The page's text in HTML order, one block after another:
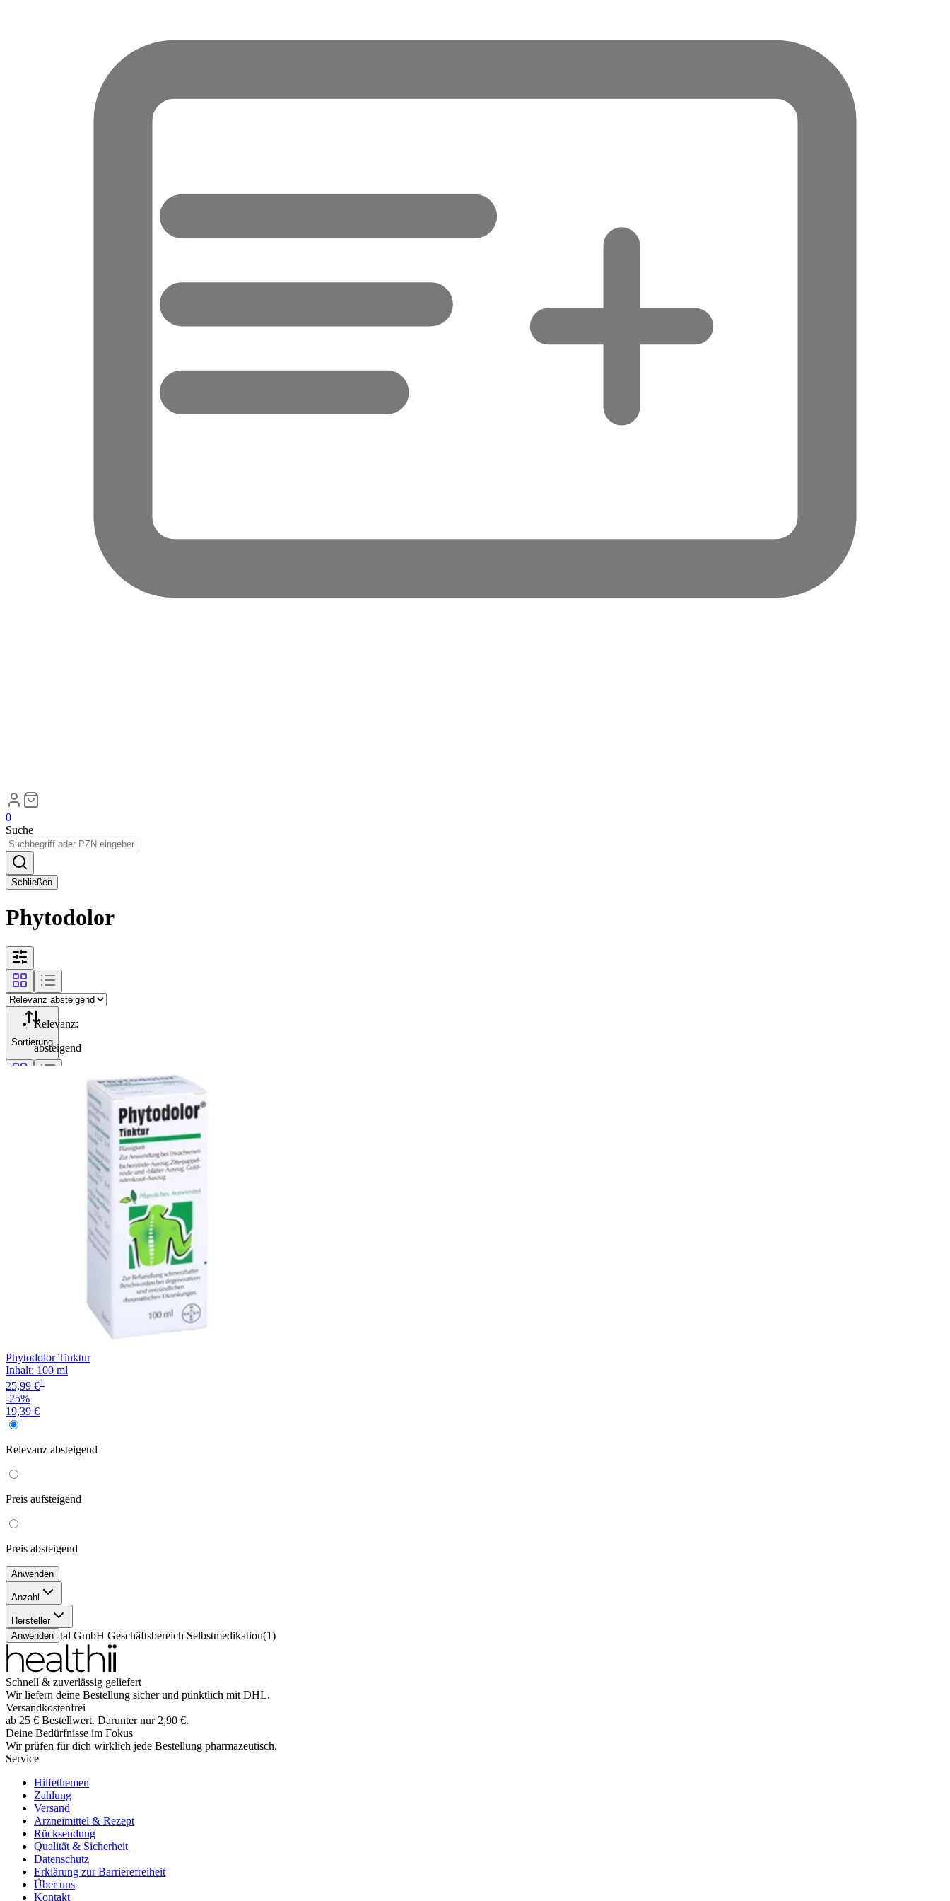
0
Suche
Schließen
Phytodolor
Sortierung
Relevanz:
absteigend
Phytodolor Tinktur
Inhalt: 100 ml
25,99 €1
-25%
19,39 €
Relevanz absteigend
Preis aufsteigend
Preis absteigend
Anwenden
Anzahl
(1 )
Hersteller
Bayer Vital GmbH Geschäftsbereich Selbstmedikation(1)
Anwenden
Schnell & zuverlässig geliefert
Wir liefern deine Bestellung sicher und pünktlich mit DHL.
Versandkostenfrei
ab 25 € Bestellwert. Darunter nur 2,90 €.
Deine Bedürfnisse im Fokus
Wir prüfen für dich wirklich jede Bestellung pharmazeutisch.
Service
Hilfethemen
Zahlung
Versand
Arzneimittel & Rezept
Rücksendung
Qualität & Sicherheit
Datenschutz
Erklärung zur Barrierefreiheit
Über uns
Kontakt